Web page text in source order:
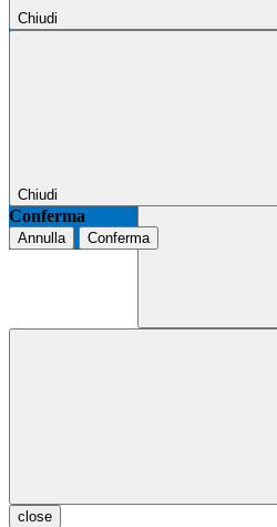
Chiudi
Chiudi
Conferma
Annulla Conferma
close